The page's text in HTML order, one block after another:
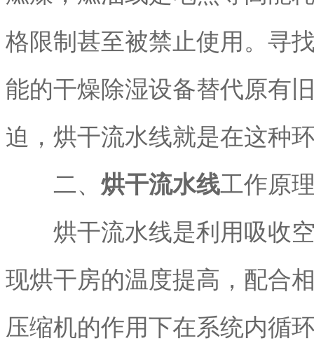
格限制甚至被禁止使用。寻
能的干燥除湿设备替代原有
迫，烘干流水线就是在这种
二、 烘干流水线工作原
烘干流水线是利用吸收空
现烘干房的温度提高，配合
压缩机的作用下在系统内循